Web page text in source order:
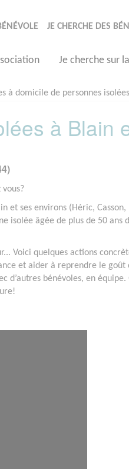
JE CHERCHE DES
Je cherche sur
à domicile de personnes
à Blain
et ses environs (Héric, Casson,
isolée âgée de plus de 50 ans
Voici quelques actions
et aider à reprendre le goût
d’autres bénévoles, en équipe.